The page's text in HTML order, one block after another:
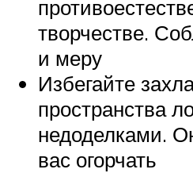
творчестве.
и меру
Избегайте
пространства
недоделками.
вас огорчать